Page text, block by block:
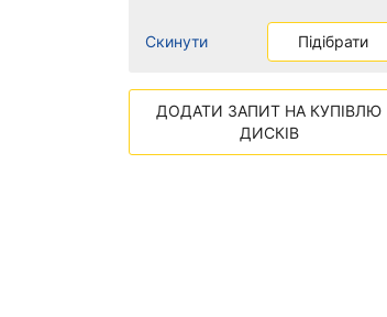
Скинути Підібрати
ДОДАТИ ЗАПИТ НА КУПІВЛЮ
ДИСКІВ